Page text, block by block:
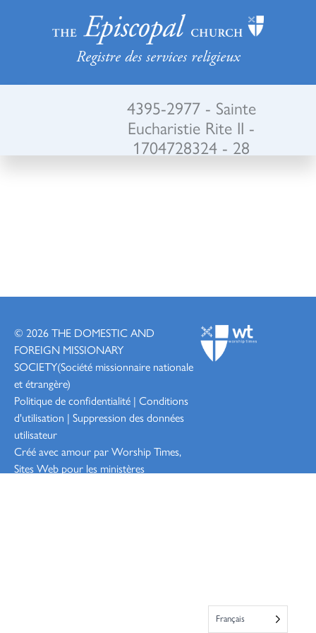
Registre des services religieux
4395-2977 - Sainte
Eucharistie Rite II -
1704728324 - 28
© 2026 THE DOMESTIC AND
FOREIGN MISSIONARY
SOCIETY(Société missionnaire nationale
et étrangère)
Politique de confidentialité | Conditions
d'utilisation | Suppression des données
utilisateur
Créé avec amour par Worship Times,
Sites Web pour les ministères
Français